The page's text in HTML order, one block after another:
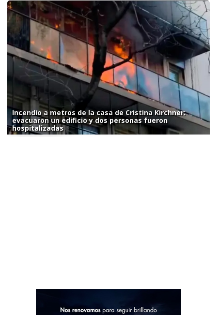
Incendio a metros de la casa de Cristina Kirchner:
evacuaron un edificio y dos personas fueron
hospitalizadas